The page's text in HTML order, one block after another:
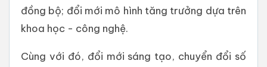
đồng bộ; đổi mới mô hình tăng trưởng dựa trên
khoa học - công nghệ.
Cùng với đó, đổi mới sáng tạo, chuyển đổi số